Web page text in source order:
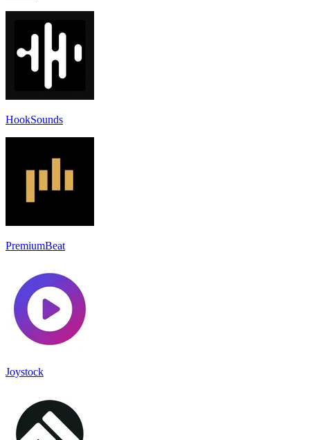
HookSounds
PremiumBeat
Joystock